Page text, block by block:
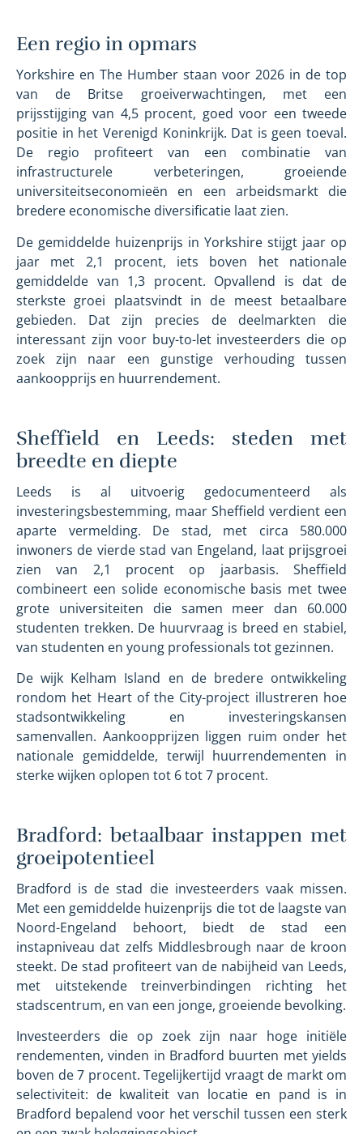
Een regio in opmars
Yorkshire en The Humber staan voor 2026 in de top
van de Britse groeiverwachtingen, met een
prijsstijging van 4,5 procent, goed voor een tweede
positie in het Verenigd Koninkrijk. Dat is geen toeval.
De regio profiteert van een combinatie van
infrastructurele verbeteringen, groeiende
universiteitseconomieën en een arbeidsmarkt die
bredere economische diversificatie laat zien.
De gemiddelde huizenprijs in Yorkshire stijgt jaar op
jaar met 2,1 procent, iets boven het nationale
gemiddelde van 1,3 procent. Opvallend is dat de
sterkste groei plaatsvindt in de meest betaalbare
gebieden. Dat zijn precies de deelmarkten die
interessant zijn voor buy-to-let investeerders die op
zoek zijn naar een gunstige verhouding tussen
aankoopprijs en huurrendement.
Sheffield en Leeds: steden met
breedte en diepte
Leeds is al uitvoerig gedocumenteerd als
investeringsbestemming, maar Sheffield verdient een
aparte vermelding. De stad, met circa 580.000
inwoners de vierde stad van Engeland, laat prijsgroei
zien van 2,1 procent op jaarbasis. Sheffield
combineert een solide economische basis met twee
grote universiteiten die samen meer dan 60.000
studenten trekken. De huurvraag is breed en stabiel,
van studenten en young professionals tot gezinnen.
De wijk Kelham Island en de bredere ontwikkeling
rondom het Heart of the City-project illustreren hoe
stadsontwikkeling en investeringskansen
samenvallen. Aankoopprijzen liggen ruim onder het
nationale gemiddelde, terwijl huurrendementen in
sterke wijken oplopen tot 6 tot 7 procent.
Bradford: betaalbaar instappen met
groeipotentieel
Bradford is de stad die investeerders vaak missen.
Met een gemiddelde huizenprijs die tot de laagste van
Noord-Engeland behoort, biedt de stad een
instapniveau dat zelfs Middlesbrough naar de kroon
steekt. De stad profiteert van de nabijheid van Leeds,
met uitstekende treinverbindingen richting het
stadscentrum, en van een jonge, groeiende bevolking.
Investeerders die op zoek zijn naar hoge initiële
rendementen, vinden in Bradford buurten met yields
boven de 7 procent. Tegelijkertijd vraagt de markt om
selectiviteit: de kwaliteit van locatie en pand is in
Bradford bepalend voor het verschil tussen een sterk